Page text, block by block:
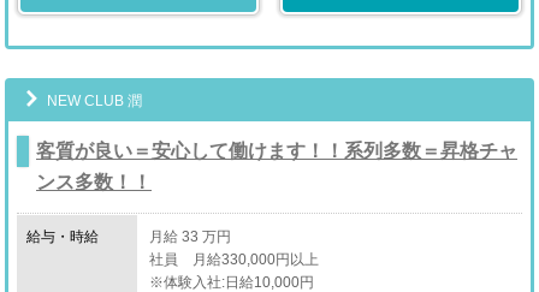
・電話受付
・WEB更新
・コンパニオンさんの送迎
［ドライバー］
NEW CLUB 潤
客質が良い＝安心して働けます！！系列多数＝昇格チャ
ンス多数！！
給与・時給
月給 33 万円
社員 月給330,000円以上
※体験入社:日給10,000円